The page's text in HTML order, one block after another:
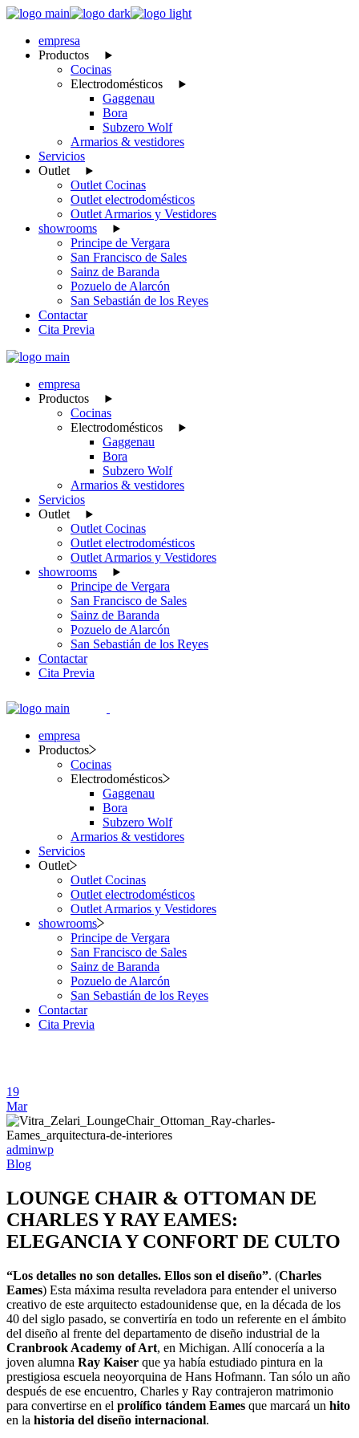
Skip
content
empresa
Productos
Cocinas
Electrodomésticos
Gaggenau
Bora
Subzero Wolf
Armarios & vestidores
Servicios
Outlet
Outlet Cocinas
Outlet electrodomésticos
Outlet Armarios y Vestidores
showrooms
Principe de Vergara
San Francisco de Sales
Sainz de Baranda
Pozuelo de Alarcón
San Sebastián de los Reyes
Contactar
Cita Previa
empresa
Productos
Cocinas
Electrodomésticos
Gaggenau
Bora
Subzero Wolf
Armarios & vestidores
Servicios
Outlet
Outlet Cocinas
Outlet electrodomésticos
Outlet Armarios y Vestidores
showrooms
Principe de Vergara
San Francisco de Sales
Sainz de Baranda
Pozuelo de Alarcón
San Sebastián de los Reyes
Contactar
Cita Previa
empresa
Productos
Cocinas
Electrodomésticos
Gaggenau
Bora
Subzero Wolf
Armarios & vestidores
Servicios
Outlet
Outlet Cocinas
Outlet electrodomésticos
Outlet Armarios y Vestidores
showrooms
Principe de Vergara
San Francisco de Sales
Sainz de Baranda
Pozuelo de Alarcón
San Sebastián de los Reyes
Contactar
Cita Previa
19
Mar
adminwp
Blog
LOUNGE CHAIR & OTTOMAN DE
CHARLES Y RAY EAMES:
ELEGANCIA Y CONFORT DE CULTO
“Los detalles no son detalles. Ellos son el diseño”. (Charles
Eames) Esta máxima resulta reveladora para entender el universo
creativo de este arquitecto estadounidense que, en la década de los
40 del siglo pasado, se convertiría en todo un referente en el ámbito
del diseño al frente del departamento de diseño industrial de la
Cranbrook Academy of Art, en Michigan. Allí conocería a la
joven alumna Ray Kaiser que ya había estudiado pintura en la
prestigiosa escuela neoyorquina de Hans Hofmann. Tan sólo un año
después de ese encuentro, Charles y Ray contrajeron matrimonio
para convertirse en el prolífico tándem Eames que marcará un hito
en la historia del diseño internacional.